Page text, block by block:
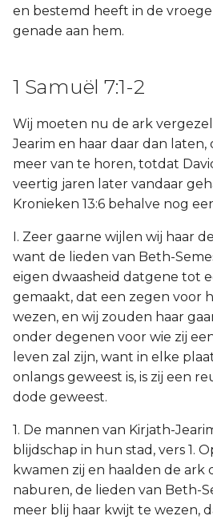
en bestemd heeft in de
genade aan hem.
1 Samuël 7:1-2
Wij moeten nu de ark
Jearim en haar daar dan laten,
meer van te horen, totdat
veertig jaren later vandaar
Kronieken 13:6 behalve nog
I. Zeer gaarne wijlen wij haar
want de lieden van Beth-
eigen dwaasheid datgene tot
gemaakt, dat een zegen voor
wezen, en wij zouden haar
onder degenen voor wie zij
leven zal zijn, want in elke
onlangs geweest is, is zij een
dode geweest.
1. De mannen van Kirjath-
blijdschap in hun stad, vers 1.
kwamen zij en haalden de ark
naburen, de lieden van Beth-
meer blij haar kwijt te wezen,